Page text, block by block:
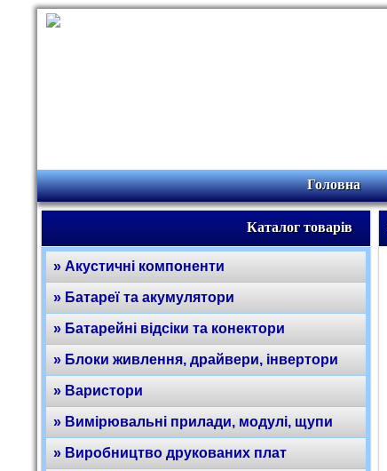
Головна
Каталог товарів
» Акустичні компоненти
» Батареї та акумулятори
» Батарейні відсіки та конектори
» Блоки живлення, драйвери, інвертори
» Варистори
» Вимірювальні прилади, модулі, щупи
» Виробництво друкованих плат